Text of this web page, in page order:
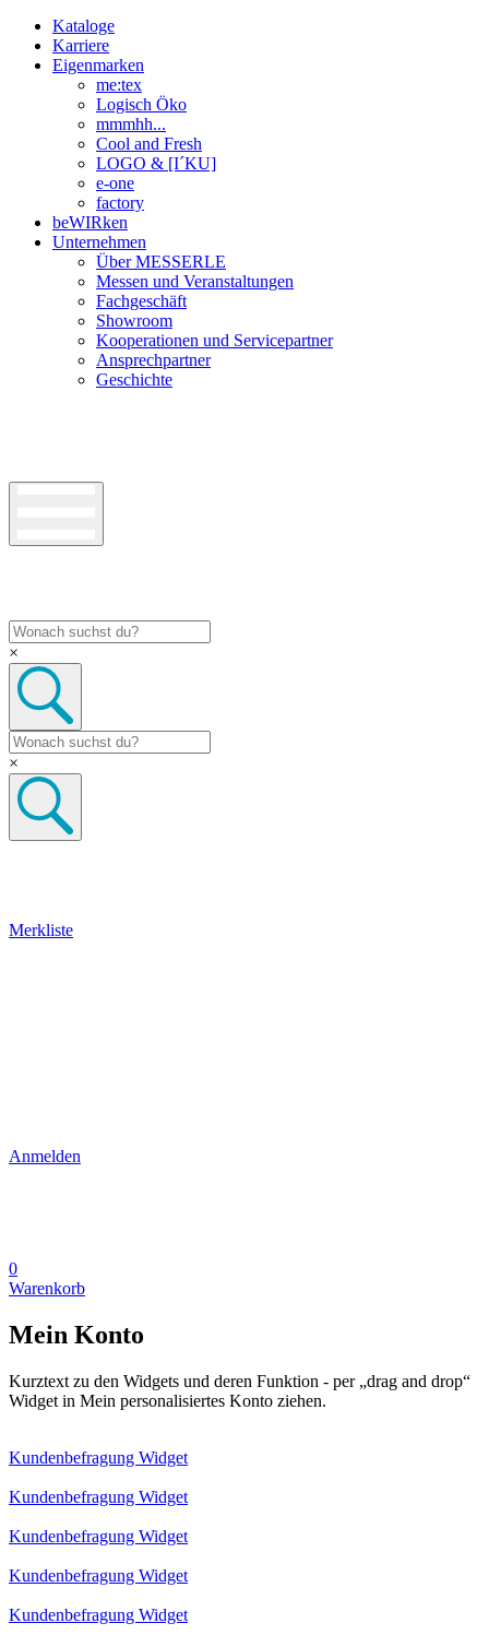
Kataloge
Karriere
Eigenmarken
me:tex
Logisch Öko
mmmhh...
Cool and Fresh
LOGO & [I´KU]
e-one
factory
beWIRken
Unternehmen
Über MESSERLE
Messen und Veranstaltungen
Fachgeschäft
Showroom
Kooperationen und Servicepartner
Ansprechpartner
Geschichte
×
×
Merkliste
Anmelden
0
Warenkorb
Mein Konto
Kurztext zu den Widgets und deren Funktion - per „drag and drop“
Widget in Mein personalisiertes Konto ziehen.
Kundenbefragung Widget
Kundenbefragung Widget
Kundenbefragung Widget
Kundenbefragung Widget
Kundenbefragung Widget